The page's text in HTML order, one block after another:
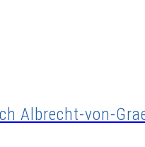
Albrecht-von-